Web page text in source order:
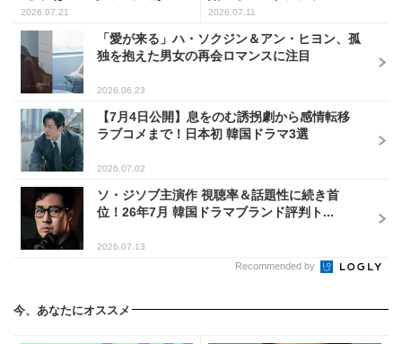
2026.07.21 2026.07.11
「愛が来る」ハ・ソクジン＆アン・ヒヨン、孤
独を抱えた男女の再会ロマンスに注目
2026.06.23
【7月4日公開】息をのむ誘拐劇から感情転移
ラブコメまで！日本初 韓国ドラマ3選
2026.07.02
ソ・ジソブ主演作 視聴率＆話題性に続き首
位！26年7月 韓国ドラマブランド評判ト...
2026.07.13
Recommended by
今、あなたにオススメ